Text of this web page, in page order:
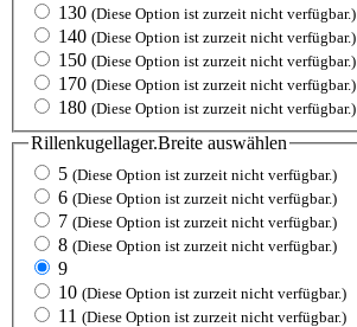
130 (Diese Option ist zurzeit nicht verfügbar.)
140 (Diese Option ist zurzeit nicht verfügbar.)
150 (Diese Option ist zurzeit nicht verfügbar.)
170 (Diese Option ist zurzeit nicht verfügbar.)
180 (Diese Option ist zurzeit nicht verfügbar.)
Rillenkugellager.Breite auswählen
5 (Diese Option ist zurzeit nicht verfügbar.)
6 (Diese Option ist zurzeit nicht verfügbar.)
7 (Diese Option ist zurzeit nicht verfügbar.)
8 (Diese Option ist zurzeit nicht verfügbar.)
9
10 (Diese Option ist zurzeit nicht verfügbar.)
11 (Diese Option ist zurzeit nicht verfügbar.)